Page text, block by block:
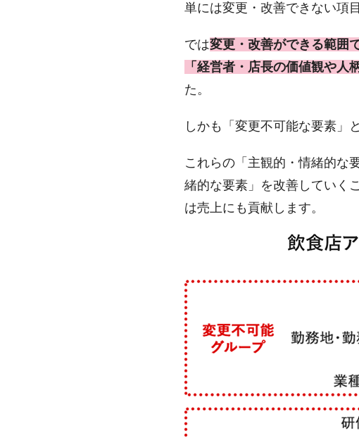
単には変更・改善できない項
では変更・改善ができる範囲
「経営者・店長の価値観や人
た。
しかも「変更不可能な要素」
これらの「主観的・情緒的な
緒的な要素」を改善していく
は売上にも貢献します。